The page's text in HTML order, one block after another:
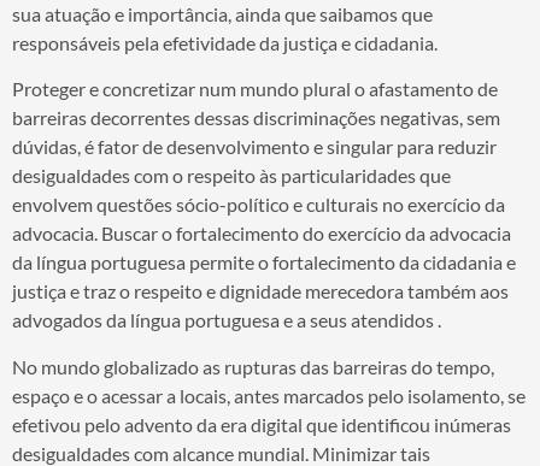
sua atuação e importância, ainda que saibamos que
responsáveis pela efetividade da justiça e cidadania.
Proteger e concretizar num mundo plural o afastamento de
barreiras decorrentes dessas discriminações negativas, sem
dúvidas, é fator de desenvolvimento e singular para reduzir
desigualdades com o respeito às particularidades que
envolvem questões sócio-político e culturais no exercício da
advocacia. Buscar o fortalecimento do exercício da advocacia
da língua portuguesa permite o fortalecimento da cidadania e
justiça e traz o respeito e dignidade merecedora também aos
advogados da língua portuguesa e a seus atendidos .
No mundo globalizado as rupturas das barreiras do tempo,
espaço e o acessar a locais, antes marcados pelo isolamento, se
efetivou pelo advento da era digital que identificou inúmeras
desigualdades com alcance mundial. Minimizar tais